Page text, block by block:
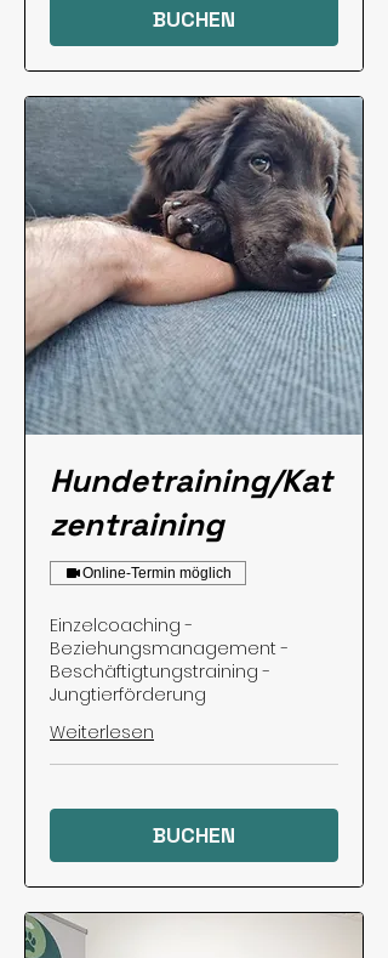
BUCHEN
Hundetraining/Kat
zentraining
Online-Termin möglich
Einzelcoaching -
Beziehungsmanagement -
Beschäftigtungstraining -
Jungtierförderung
Weiterlesen
BUCHEN